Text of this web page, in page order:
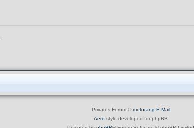
Privates Forum ©motorang E-Mail
Aero style developed for phpBB